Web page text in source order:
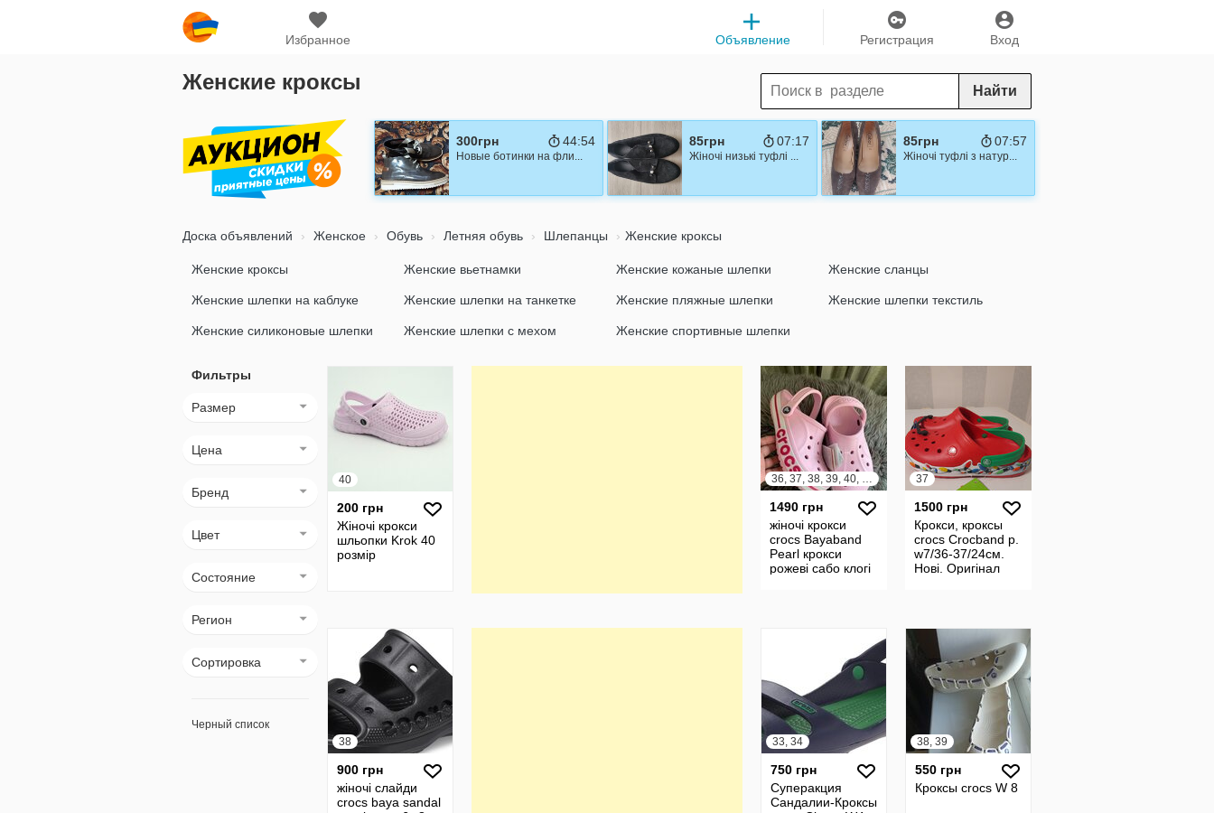
Избранное Вход
Регистрация
Объявление
Женские кроксы Найти
300грн 44:53
Новые ботинки на фли...
85грн 07:16
Жіночі низькі туфлі ...
85грн 07:56
Жіночі туфлі з натур...
Доска объявлений Женское Обувь Летняя обувь Шлепанцы Женские кроксы
Женские кроксы Женские вьетнамки Женские кожаные шлепки Женские сланцы
Женские шлепки на каблуке Женские шлепки на танкетке Женские пляжные шлепки Женские шлепки текстиль
Женские силиконовые шлепки Женские шлепки с мехом Женские спортивные шлепки
Фильтры
Размер
Цена
Бренд
Цвет
Состояние
Регион
Сортировка
Черный список
40
200 грн
Жіночі крокси
шльопки Krok 40
розмір
36, 37, 38, 39, 40, 41
1490 грн
жіночі крокси
crocs Bayaband
Pearl крокси
рожеві сабо клогі
37
1500 грн
Крокси, кроксы
crocs Crocband р.
w7/36-37/24см.
Нові. Оригінал
38
900 грн
жіночі слайди
crocs baya sandal
33, 34
750 грн
Суперакция
Сандалии-Кроксы
38, 39
550 грн
Кроксы crocs W 8